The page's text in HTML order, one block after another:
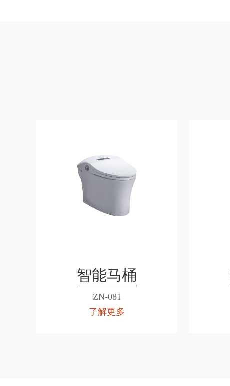
智能马桶
ZN-081
了解更多